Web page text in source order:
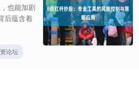
也能加剧
后蕴含着
论坛